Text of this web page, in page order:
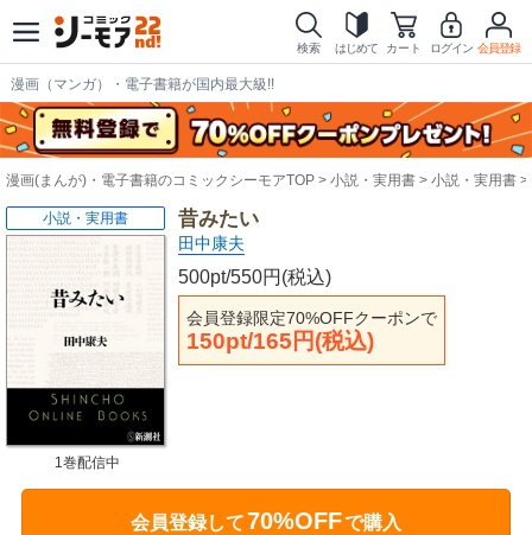
検索 はじめて カート ログイン 会員登録
漫画（マンガ）・電子書籍が国内最大級!!
漫画(まんが)・電子書籍のコミックシーモアTOP 小説・実用書 小説・実用書
昔みたい
田中康夫
500pt/550円(税込)
会員登録限定70%OFFクーポンで
150pt/165円(税込)
小説・実用書
1巻配信中
会員登録して70%OFFで購入